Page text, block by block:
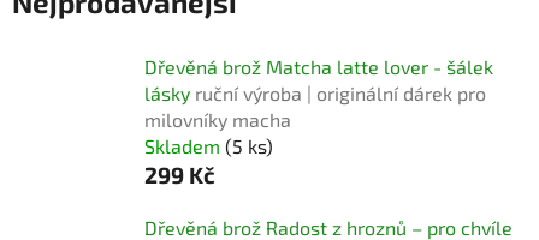
Dřevěná brož Matcha latte lover - šálek
lásky ruční výroba | originální dárek pro
milovníky macha
Skladem (5 ks)
299 Kč
Dřevěná brož Radost z hroznů – pro chvíle